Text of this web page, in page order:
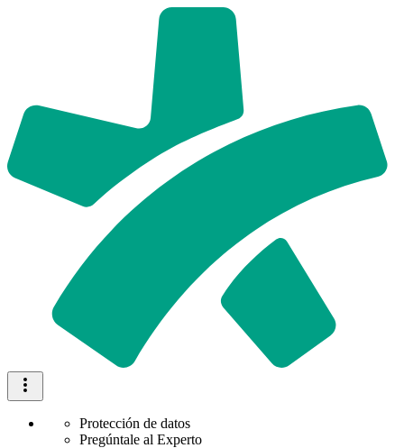
Protección de datos
Pregúntale al Experto